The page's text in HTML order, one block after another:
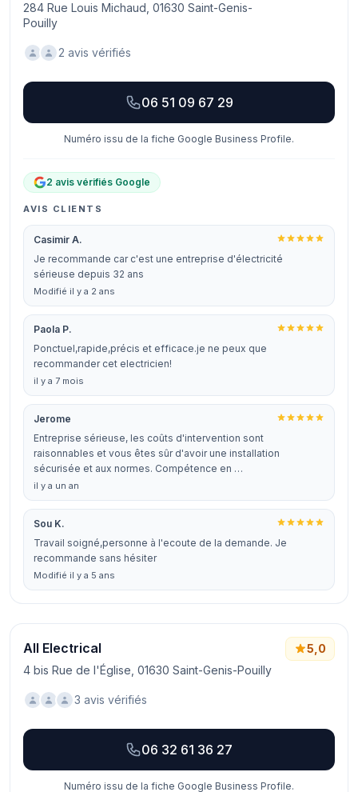
284 Rue Louis Michaud, 01630 Saint-Genis-
Pouilly
2 avis vérifiés
06 51 09 67 29
Numéro issu de la fiche Google Business Profile.
2 avis vérifiés Google
AVIS CLIENTS
Casimir A.
Je recommande car c'est une entreprise d'électricité
sérieuse depuis 32 ans
Modifié il y a 2 ans
Paola P.
Ponctuel,rapide,précis et efficace.je ne peux que
recommander cet electricien!
il y a 7 mois
Jerome
Entreprise sérieuse, les coûts d'intervention sont
raisonnables et vous êtes sûr d'avoir une installation
sécurisée et aux normes. Compétence en …
il y a un an
Sou K.
Travail soigné,personne à l'ecoute de la demande. Je
recommande sans hésiter
Modifié il y a 5 ans
All Electrical
4 bis Rue de l'Église, 01630 Saint-Genis-Pouilly
5,0
3 avis vérifiés
06 32 61 36 27
Numéro issu de la fiche Google Business Profile.